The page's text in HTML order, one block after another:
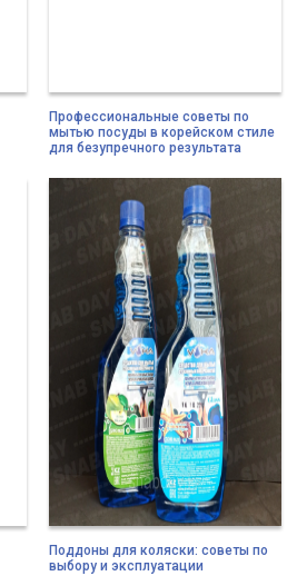
Профессиональные советы по
мытью посуды в корейском стиле
для безупречного результата
Поддоны для коляски: советы по
выбору и эксплуатации